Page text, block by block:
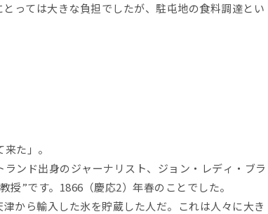
っては大きな負担でしたが、駐屯地の食料調達とい
た」。
ンド出身のジャーナリスト、ジョン・レディ・ブラ
”です。1866（慶応2）年春のことでした。
から輸入した氷を貯蔵した人だ。これは人々に大き